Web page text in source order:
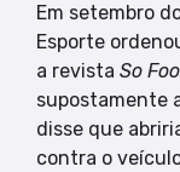
Em setembro
Esporte
a revista So
supostamente
disse que
contra o